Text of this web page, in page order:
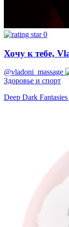
0
Хочу к тебе,
@vladoni_massage
Здоровье и спорт
Deep Dark